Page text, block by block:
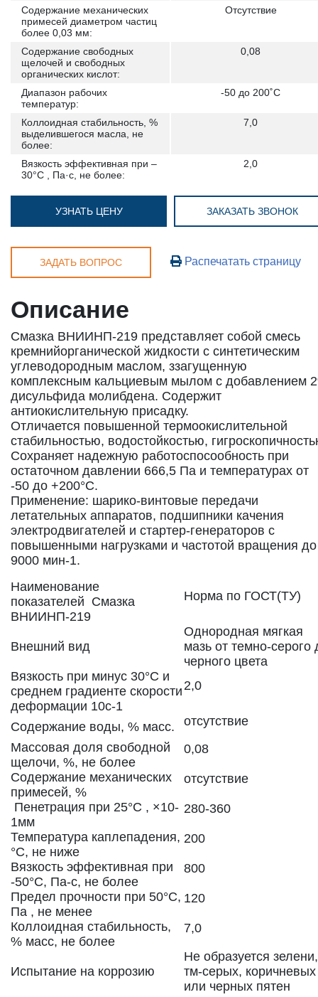
Содержание механических
примесей диаметром частиц
более 0,03 мм:
Отсутствие
Содержание свободных
щелочей и свободных
органических кислот:
0,08
Диапазон рабочих
температур:
-50 до 200˚С
Коллоидная стабильность, %
выделившегося масла, не
более:
7,0
Вязкость эффективная при –
30°С , Па·с, не более:
2,0
УЗНАТЬ ЦЕНУ ЗАКАЗАТЬ ЗВОНОК
ЗАДАТЬ ВОПРОС Распечатать страницу
Описание
Смазка ВНИИНП-219 представляет собой смесь
кремнийорганической жидкости с синтетическим
углеводородным маслом, ззагущенную
комплексным кальциевым мылом с добавлением
дисульфида молибдена. Содержит
антиокислительную присадку.
Отличается повышенной термоокислительной
стабильностью, водостойкостью,
Сохраняет надежную работоспосообность при
остаточном давлении 666,5 Па и температурах от
-50 до +200°С.
Применение: шарико-винтовые передачи
летательных аппаратов, подшипники качения
электродвигателей и стартер-генераторов с
повышенными нагрузками и частотой вращения до
9000 мин-1.
Наименование
показателей Cмазка
ВНИИНП-219
Норма по ГОСТ(ТУ)
Внешний вид
Однородная мягкая
мазь от темно-серого
черного цвета
Вязкость при минус 30°С и
среднем градиенте скорости
деформации 10с-1
2,0
Содержание воды, % масс.
отсутствие
Массовая доля свободной
щелочи, %, не более
0,08
Содержание механических
примесей, %
отсутствие
Пенетрация при 25°С , ×10-
1мм
280-360
Температура каплепадения,
°С, не ниже
200
Вязкость эффективная при
-50°С, Па-с, не более
800
Предел прочности при 50°С,
Па , не менее
120
Коллоидная стабильность,
% масс, не более
7,0
Испытание на коррозию
Не образуется зелени,
тм-серых, коричневых
или черных пятен